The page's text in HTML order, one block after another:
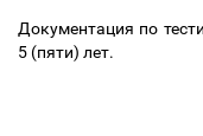
Документация по
5 (пяти) лет.